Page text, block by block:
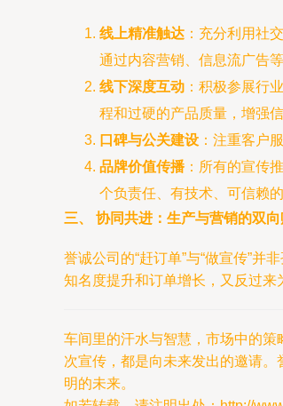
线上精准触达 ：充分利用社
通过内容营销、信息流广告
线下深度互动 ：积极参展行
程和过硬的产品质量，增强信
口碑与公关建设 ：注重客户
品牌价值传播：所有的宣传
个负责任、有技术、可信赖的
三、 协同共进：生产与营销的双
誉诚公司的“赶订单”与“做宣传”
知名度提升和订单增长，又反过来
车间里的汗水与智慧，市场中的
次宣传，都是向未来发出的邀请
明的未来。